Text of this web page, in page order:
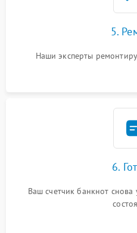
5.
Наши эксперты
6.
Ваш счетчик банкнот